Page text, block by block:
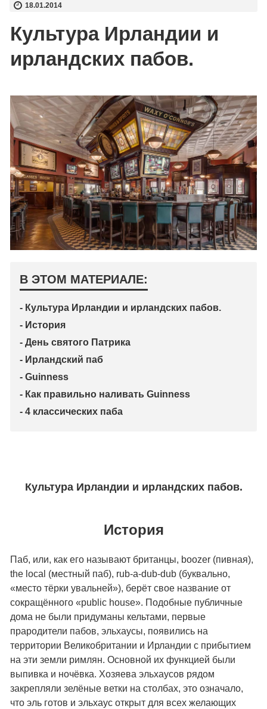
18.01.2014
Культура Ирландии и
ирландских пабов.
В ЭТОМ МАТЕРИАЛЕ:
- Культура Ирландии и ирландских пабов.
- История
- День святого Патрика
- Ирландский паб
- Guinness
- Как правильно наливать Guinness
- 4 классических паба
Культура Ирландии и ирландских пабов.
История
Паб, или, как его называют британцы, boozer (пивная),
the local (местный паб), rub-a-dub-dub (буквально,
«место тёрки увальней»), берёт свое название от
сокращённого «public house». Подобные публичные
дома не были придуманы кельтами, первые
прародители пабов, эльхаусы, появились на
территории Великобритании и Ирландии с прибытием
на эти земли римлян. Основной их функцией были
выпивка и ночёвка. Хозяева эльхаусов рядом
закрепляли зелёные ветки на столбах, это означало,
что эль готов и эльхаус открыт для всех желающих